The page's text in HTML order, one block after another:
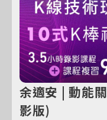
余適安 | 動能
影版)